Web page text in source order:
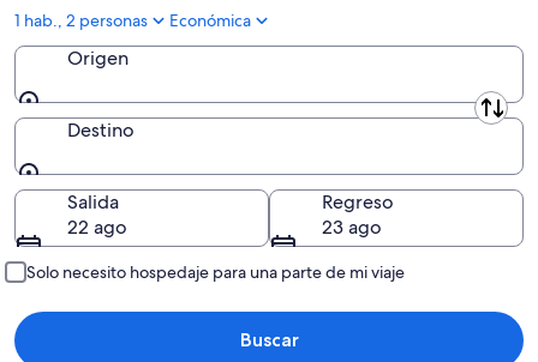
1 hab., 2 personas Económica
Origen
Origen
Destino
Destino
Salida
22 ago
Regreso
23 ago
Solo necesito hospedaje para una parte de mi viaje
Buscar